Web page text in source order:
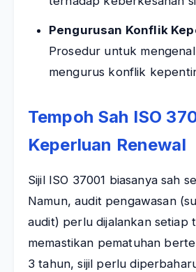
Pengurusan Konflik
Prosedur untuk
mengurus konflik
Tempoh Sah ISO
Keperluan Renewal
Sijil ISO 37001 biasanya sah
Namun, audit pengawasan
audit) perlu dijalankan setiap
memastikan pematuhan
3 tahun, sijil perlu